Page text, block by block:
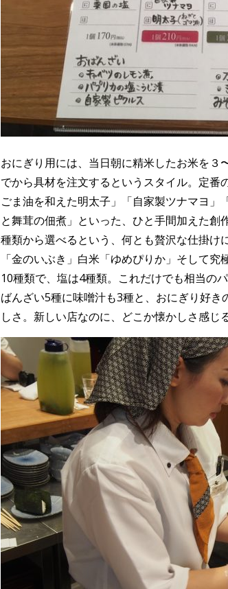
おにぎり用には、当日朝に精米したお米を３
でから具材を注文するというスタイル。定番
ごま油を和えた明太子」「自家製ツナマヨ」
と舞茸の佃煮」といった、ひと手間加えた創
種類から選べるという、何とも贅沢な仕掛け
「金のいぶき」白米「ゆめぴりか」そして
10種類で、塩は4種類。これだけでも相当の
ばんざい5種に味噌汁も3種と、おにぎり好
しさ。新しい店なのに、どこか懐かしさ感じる